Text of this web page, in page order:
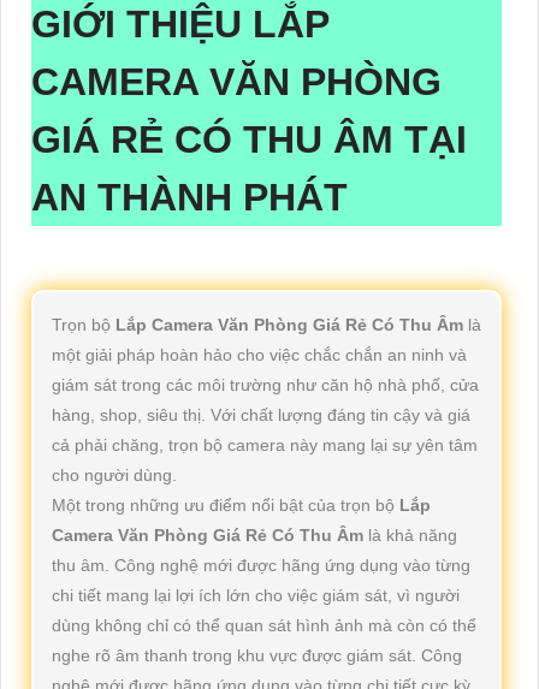
GIỚI THIỆU LẮP
CAMERA VĂN PHÒNG
GIÁ RẺ CÓ THU ÂM TẠI
AN THÀNH PHÁT
Trọn bộ Lắp Camera Văn Phòng Giá Rẻ Có Thu Âm là
một giải pháp hoàn hảo cho việc chắc chắn an ninh và
giám sát trong các môi trường như căn hộ nhà phố, cửa
hàng, shop, siêu thị. Với chất lượng đáng tin cậy và giá
cả phải chăng, trọn bộ camera này mang lại sự yên tâm
cho người dùng.
Một trong những ưu điểm nổi bật của trọn bộ Lắp
Camera Văn Phòng Giá Rẻ Có Thu Âm là khả năng
thu âm. Công nghệ mới được hãng ứng dụng vào từng
chi tiết mang lại lợi ích lớn cho việc giám sát, vì người
dùng không chỉ có thể quan sát hình ảnh mà còn có thể
nghe rõ âm thanh trong khu vực được giám sát. Công